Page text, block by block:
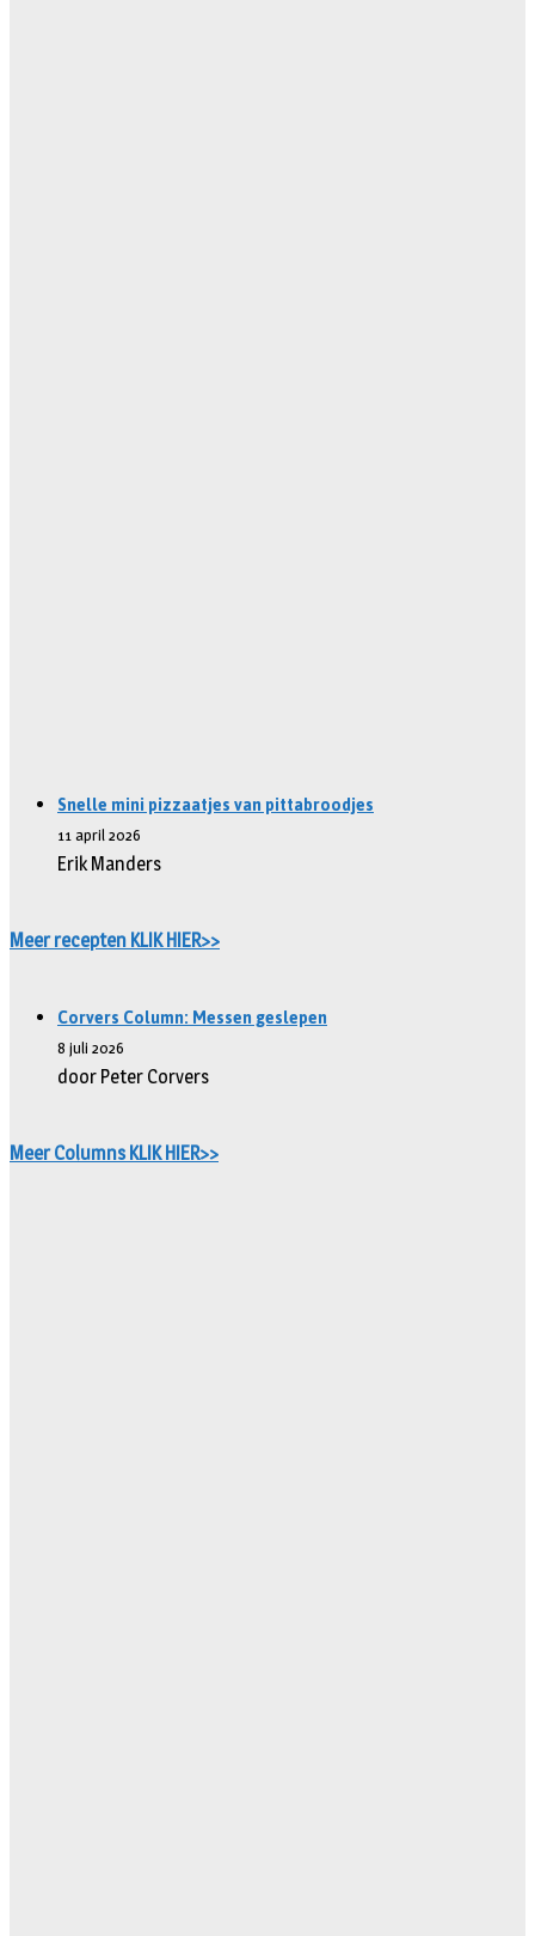
Snelle mini pizzaatjes van pittabroodjes
11 april 2026
Erik Manders
Meer recepten KLIK HIER>>
Corvers Column: Messen geslepen
8 juli 2026
door Peter Corvers
Meer Columns KLIK HIER>>